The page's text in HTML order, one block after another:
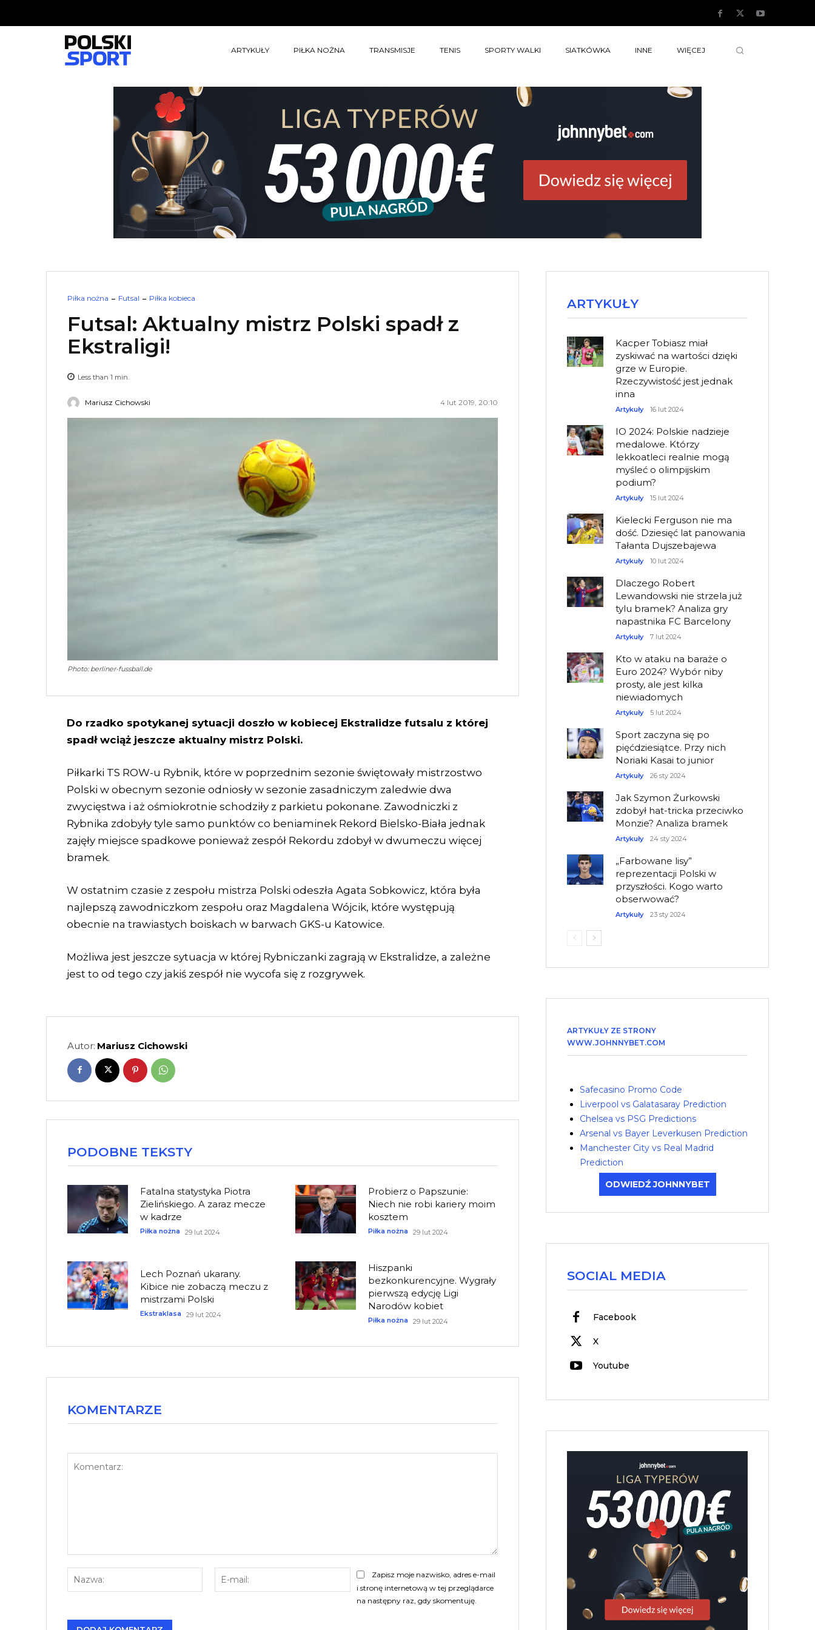
ARTYKUŁY PIŁKA NOŻNA TRANSMISJE TENIS SPORTY WALKI SIATKÓWKA INNE WIĘCEJ
Piłka nożna Futsal Piłka kobieca
Futsal: Aktualny mistrz Polski spadł z
Ekstraligi!
Less than 1 min.
Mariusz Cichowski 4 lut 2019, 20:10
Photo: berliner-fussball.de
Do rzadko spotykanej sytuacji doszło w kobiecej Ekstralidze futsalu z której
spadł wciąż jeszcze aktualny mistrz Polski.
Piłkarki TS ROW-u Rybnik, które w poprzednim sezonie świętowały mistrzostwo
Polski w obecnym sezonie odniosły w sezonie zasadniczym zaledwie dwa
zwycięstwa i aż ośmiokrotnie schodziły z parkietu pokonane. Zawodniczki z
Rybnika zdobyły tyle samo punktów co beniaminek Rekord Bielsko-Biała jednak
zajęły miejsce spadkowe ponieważ zespół Rekordu zdobył w dwumeczu więcej
bramek.
W ostatnim czasie z zespołu mistrza Polski odeszła Agata Sobkowicz, która była
najlepszą zawodniczkom zespołu oraz Magdalena Wójcik, które występują
obecnie na trawiastych boiskach w barwach GKS-u Katowice.
Możliwa jest jeszcze sytuacja w której Rybniczanki zagrają w Ekstralidze, a zależne
jest to od tego czy jakiś zespół nie wycofa się z rozgrywek.
Autor: Mariusz Cichowski
PODOBNE TEKSTY
Fatalna statystyka Piotra
Zielińskiego. A zaraz mecze
w kadrze
Piłka nożna 29 lut 2024
Probierz o Papszunie:
Niech nie robi kariery moim
kosztem
Piłka nożna 29 lut 2024
Lech Poznań ukarany.
Kibice nie zobaczą meczu z
mistrzami Polski
Ekstraklasa 29 lut 2024
Hiszpanki
bezkonkurencyjne. Wygrały
pierwszą edycję Ligi
Narodów kobiet
Piłka nożna 29 lut 2024
KOMENTARZE
E-
mail:
Zapisz moje nazwisko, adres e-mail
i stronę internetową w tej przeglądarce
na następny raz, gdy skomentuję.
ARTYKUŁY
Kacper Tobiasz miał
zyskiwać na wartości dzięki
grze w Europie.
Rzeczywistość jest jednak
inna
Artykuły 16 lut 2024
IO 2024: Polskie nadzieje
medalowe. Którzy
lekkoatleci realnie mogą
myśleć o olimpijskim
podium?
Artykuły 15 lut 2024
Kielecki Ferguson nie ma
dość. Dziesięć lat panowania
Tałanta Dujszebajewa
Artykuły 10 lut 2024
Dlaczego Robert
Lewandowski nie strzela już
tylu bramek? Analiza gry
napastnika FC Barcelony
Artykuły 7 lut 2024
Kto w ataku na baraże o
Euro 2024? Wybór niby
prosty, ale jest kilka
niewiadomych
Artykuły 5 lut 2024
Sport zaczyna się po
pięćdziesiątce. Przy nich
Noriaki Kasai to junior
Artykuły 26 sty 2024
Jak Szymon Żurkowski
zdobył hat-tricka przeciwko
Monzie? Analiza bramek
Artykuły 24 sty 2024
„Farbowane lisy”
reprezentacji Polski w
przyszłości. Kogo warto
obserwować?
Artykuły 23 sty 2024
ARTYKUŁY ZE STRONY
WWW.JOHNNYBET.COM
Safecasino Promo Code
Liverpool vs Galatasaray Prediction
Chelsea vs PSG Predictions
Arsenal vs Bayer Leverkusen Prediction
Manchester City vs Real Madrid
Prediction
ODWIEDŹ JOHNNYBET
SOCIAL MEDIA
Facebook
X
Youtube